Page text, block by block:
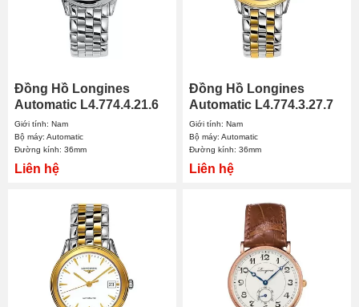
Đồng Hồ Longines
Automatic L4.774.4.21.6
36mm Nam
Giới tính: Nam
Bộ máy: Automatic
Đường kính: 36mm
Liên hệ
Đồng Hồ Longines
Automatic L4.774.3.27.7
36mm Nam
Giới tính: Nam
Bộ máy: Automatic
Đường kính: 36mm
Liên hệ